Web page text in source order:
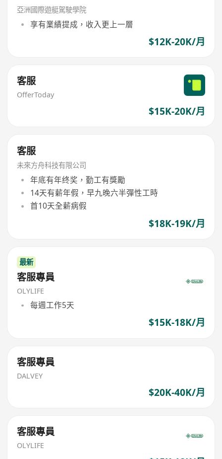
亞洲國際遊艇駕駛學院
享有業績提成，收入更上一層
$12K-20K/月
客服
OfferToday
$15K-20K/月
客服
未來方舟科技有限公司
年底有年终奖，勤工有獎勵
14天有薪年假，早九晚六半彈性工時
首10天全薪病假
$18K-19K/月
最新
客服專員
OLYLIFE
每週工作5天
$15K-18K/月
客服專員
DALVEY
$20K-40K/月
客服專員
OLYLIFE